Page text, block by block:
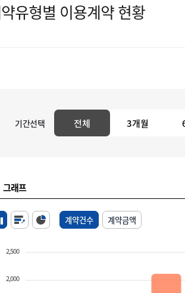
유형별 이용계약 현황
기간선택 전체 3개월
그래프
계약건수 계약금액
2,500
2,000